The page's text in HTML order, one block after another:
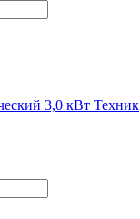
3,0 кВт Техник